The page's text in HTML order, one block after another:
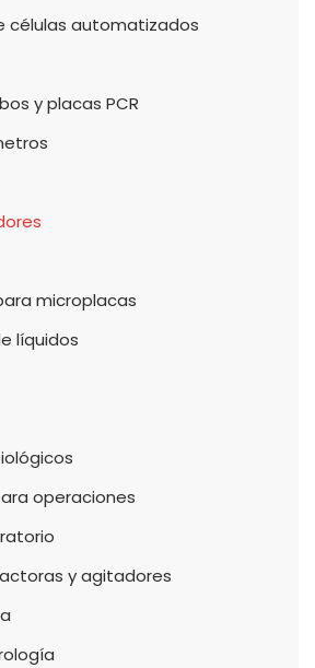
células automatizados
y placas PCR
microplacas
líquidos
operaciones
y agitadores